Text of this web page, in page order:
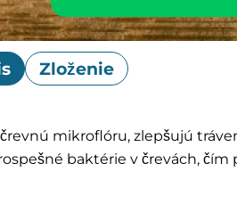
Zloženie
mikroflóru, zlepšujú
baktérie v črevách, čím